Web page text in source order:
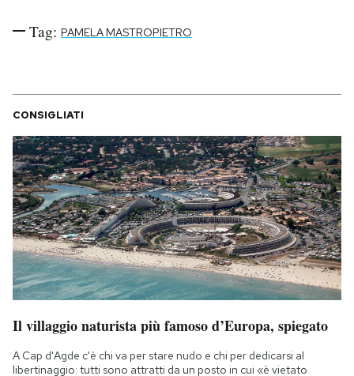
Tag: PAMELA MASTROPIETRO
CONSIGLIATI
Il villaggio naturista più famoso d’Europa, spiegato
A Cap d'Agde c'è chi va per stare nudo e chi per dedicarsi al
libertinaggio: tutti sono attratti da un posto in cui «è vietato